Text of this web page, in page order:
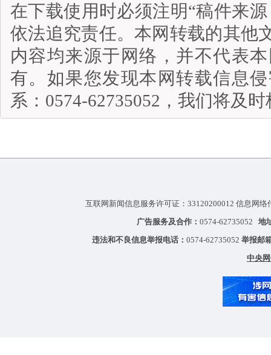
在下载使用时必须注明“稿件来
依法追究责任。本网转载的其他
内容均来源于网络，并不代表
有。如果您发现本网转载信息
系：0574-62735052，我们将及
互联网新闻信息服务许可证：33120200012 信息网
广告服务及合作： 0574-62735052 地
违法和不良信息举报电话： 0574-62735052 举报邮
中央